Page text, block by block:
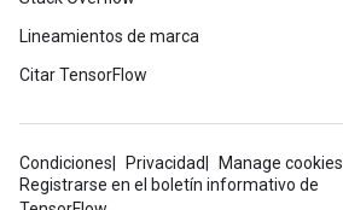
Lineamientos de marca
Citar TensorFlow
Condiciones Privacidad
Manage cookies
Registrarse en el boletín informativo de